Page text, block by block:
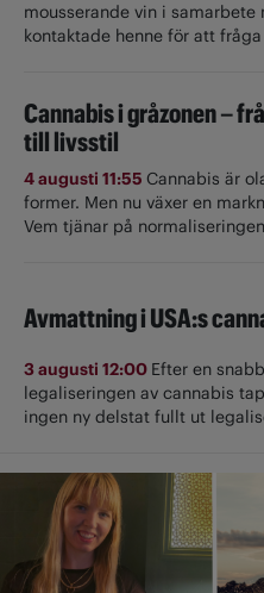
mousserande vin i
kontaktade henne för att
Cannabis i gråzonen –
till livsstil
4 augusti 11:55 Cannabis är
former. Men nu växer en
Vem tjänar på
Avmattning i USA:s
3 augusti 12:00 Efter en
legaliseringen av cannabis
ingen ny delstat fullt ut